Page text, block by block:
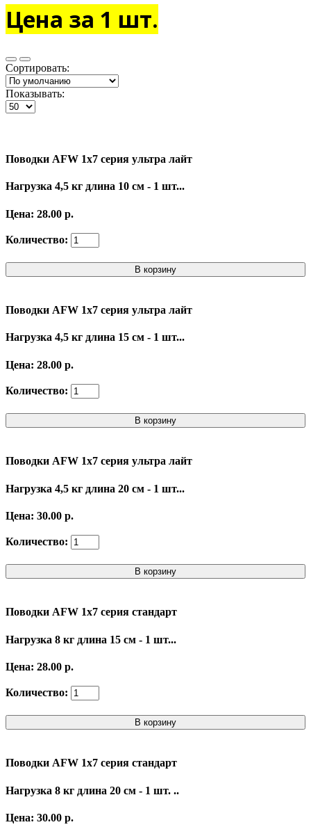
Цена за 1 шт.
Сортировать:
Показывать:
Поводки AFW 1x7 серия ультра лайт
Нагрузка 4,5 кг длина 10 см - 1 шт...
Цена: 28.00 р.
Количество:
В корзину
Поводки AFW 1x7 серия ультра лайт
Нагрузка 4,5 кг длина 15 см - 1 шт...
Цена: 28.00 р.
Количество:
В корзину
Поводки AFW 1x7 серия ультра лайт
Нагрузка 4,5 кг длина 20 см - 1 шт...
Цена: 30.00 р.
Количество:
В корзину
Поводки AFW 1x7 серия стандарт
Нагрузка 8 кг длина 15 см - 1 шт...
Цена: 28.00 р.
Количество:
В корзину
Поводки AFW 1x7 серия стандарт
Нагрузка 8 кг длина 20 см - 1 шт. ..
Цена: 30.00 р.